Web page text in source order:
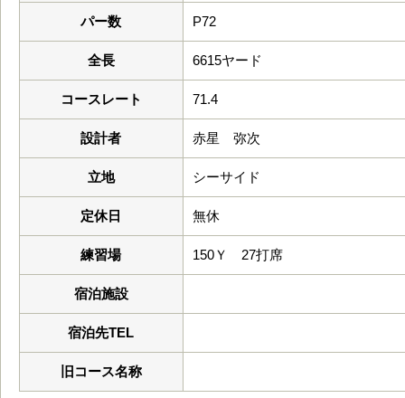
パー数 P72
全長 6615ヤード
コースレート 71.4
設計者 赤星 弥次
立地 シーサイド
定休日 無休
練習場 150Ｙ 27打席
宿泊施設
宿泊先TEL
旧コース名称